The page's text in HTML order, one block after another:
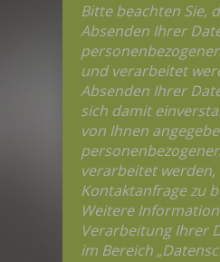
Bitte beachten Sie,
Absenden Ihrer
und verarbeitet
Absenden Ihrer
sich damit
von Ihnen
verarbeitet werden,
Kontaktanfrage zu
Weitere
Verarbeitung Ihrer
im Bereich